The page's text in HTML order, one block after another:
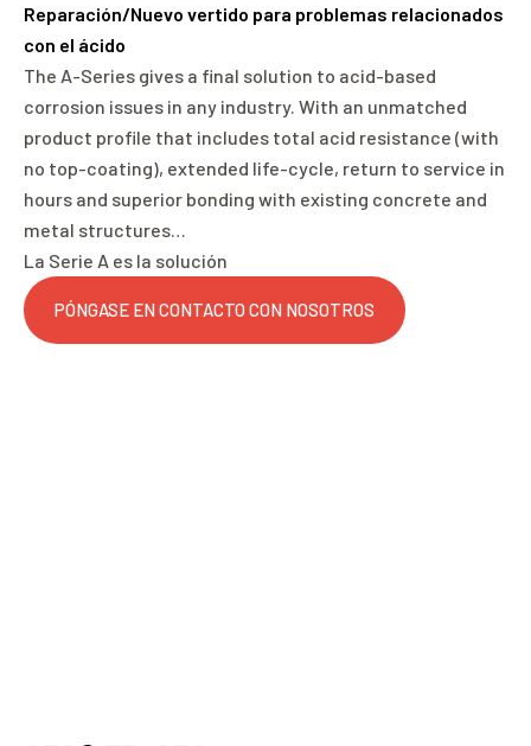
Reparación/Nuevo vertido para problemas relacionados
con el ácido
The A-Series gives a final solution to acid-based
corrosion issues in any industry. With an unmatched
product profile that includes total acid resistance (with
no top-coating), extended life-cycle, return to service in
hours and superior bonding with existing concrete and
metal structures…
La Serie A es la solución
PÓNGASE EN CONTACTO CON NOSOTROS